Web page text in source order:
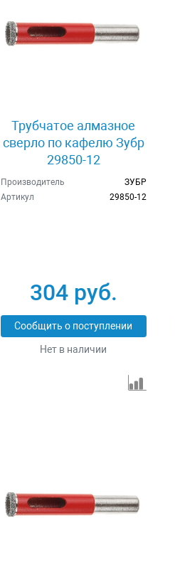
Трубчатое алмазное
сверло по кафелю Зубр
29850-12
Производитель
ЗУБР
Артикул
29850-12
304 руб.
Сообщить о поступлении
Нет в наличии